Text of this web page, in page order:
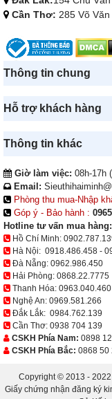
Cần Thơ: 285 Võ
Thông tin chung
Hỗ trợ khách hàng
Thông tin khác
Giờ làm việc: 08h-17h
Email:
Phòng thu mua-Nhập
Góp ý - Bảo hành :
Hotline tư vấn mua hàng:
Hồ Chí Minh:
Hà Nội: 0918.486.458 -
Đà Nẵng: 0962.986.450
Hải Phòng: 0868.22.7775
Thanh Hóa: 0963.040.460
Nghệ An: 0969.581.266
Đắk Lắk: 0984.762.139
Cần Thơ: 0938 704 139
CSKH Phía Nam: 0898
CSKH Phía Bắc: 0868 50
Copyright © 2013 - 2022
Giấy chứng nhận đăng ký